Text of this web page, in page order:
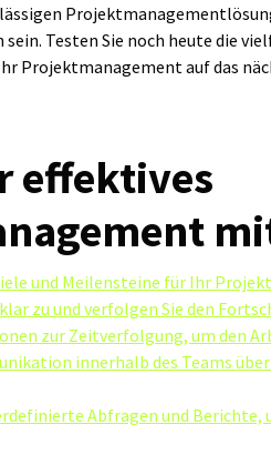
Testen Sie noch heute die
Projektmanagement auf das
effektives
und Meilensteine für Ihr
zu und verfolgen Sie den
zur Zeitverfolgung, um den
innerhalb des Teams
Abfragen und